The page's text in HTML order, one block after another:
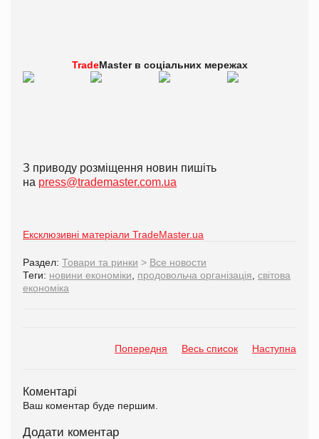
TradeMaster в соціальних мережах
З приводу розміщення новин пишіть
на press@trademaster.com.ua
Ексклюзивні матеріали TradeMaster.ua
Раздел: Товари та ринки > Все новости
Теги: новини економіки продовольча організація світова
економіка
Попередня Весь список Наступна
Коментарі
Ваш коментар буде першим.
Додати коментар